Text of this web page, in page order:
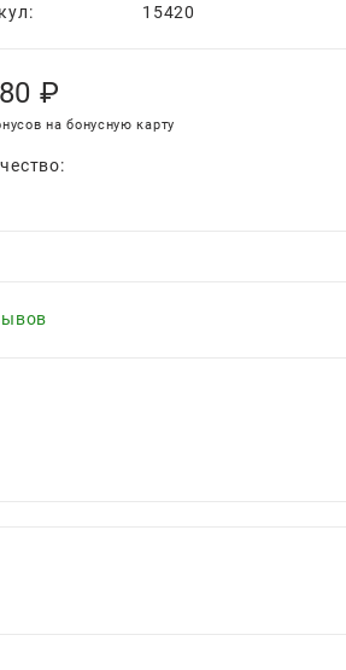
15420
₽
на бонусную карту